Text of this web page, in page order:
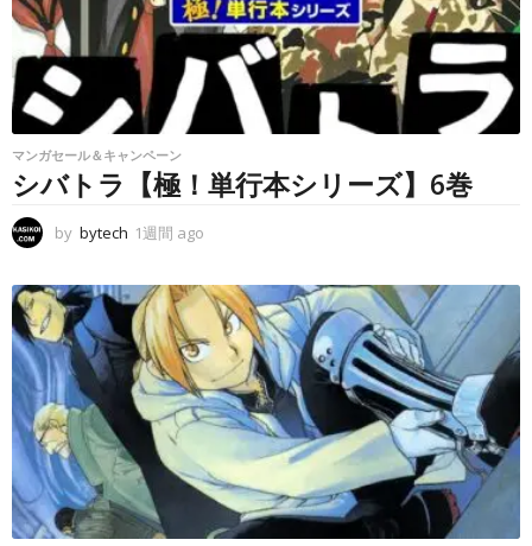
マンガセール＆キャンペーン
シバトラ【極！単行本シリーズ】6巻
by bytech 1週間 ago
a
o